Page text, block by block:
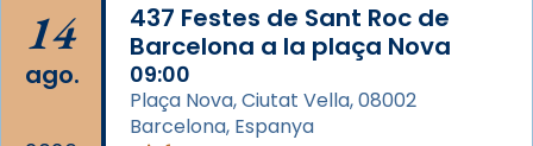
Arquebisbat de Barcelona
2 weeks ago
Memòria de les santes Juliana i
Semproniana, verges i màrtirs.
14
ago.
437 Festes de Sant Roc de
Barcelona a la plaça Nova
09:00
Plaça Nova, Ciutat Vella, 08002
Barcelona, Espanya